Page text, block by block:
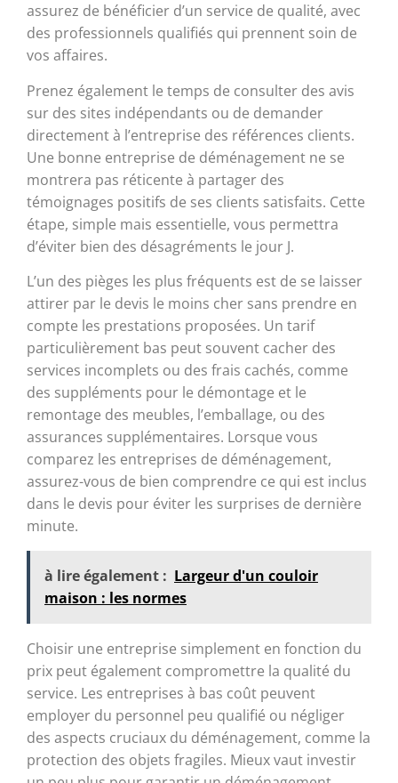
assurez de bénéficier d’un service de qualité, avec
des professionnels qualifiés qui prennent soin de
vos affaires.
Prenez également le temps de consulter des avis
sur des sites indépendants ou de demander
directement à l’entreprise des références clients.
Une bonne entreprise de déménagement ne se
montrera pas réticente à partager des
témoignages positifs de ses clients satisfaits. Cette
étape, simple mais essentielle, vous permettra
d’éviter bien des désagréments le jour J.
L’un des pièges les plus fréquents est de se laisser
attirer par le devis le moins cher sans prendre en
compte les prestations proposées. Un tarif
particulièrement bas peut souvent cacher des
services incomplets ou des frais cachés, comme
des suppléments pour le démontage et le
remontage des meubles, l’emballage, ou des
assurances supplémentaires. Lorsque vous
comparez les entreprises de déménagement,
assurez-vous de bien comprendre ce qui est inclus
dans le devis pour éviter les surprises de dernière
minute.
à lire également : Largeur d'un couloir
maison : les normes
Choisir une entreprise simplement en fonction du
prix peut également compromettre la qualité du
service. Les entreprises à bas coût peuvent
employer du personnel peu qualifié ou négliger
des aspects cruciaux du déménagement, comme la
protection des objets fragiles. Mieux vaut investir